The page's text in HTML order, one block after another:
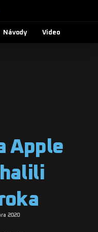
Návody Video
Apple
2020